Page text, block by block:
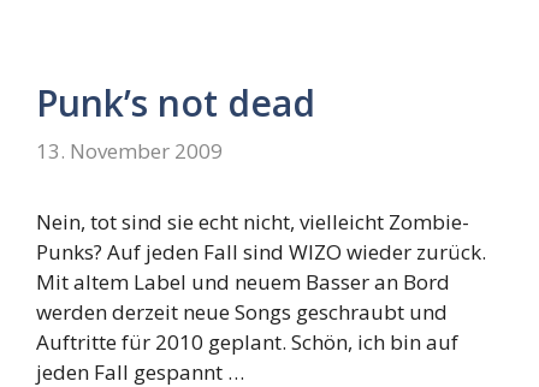
Punk’s not dead
13. November 2009
Nein, tot sind sie echt nicht, vielleicht Zombie-
Punks? Auf jeden Fall sind WIZO wieder zurück.
Mit altem Label und neuem Basser an Bord
werden derzeit neue Songs geschraubt und
Auftritte für 2010 geplant. Schön, ich bin auf
jeden Fall gespannt …